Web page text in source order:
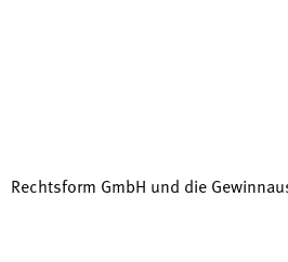
Rechtsform GmbH und die